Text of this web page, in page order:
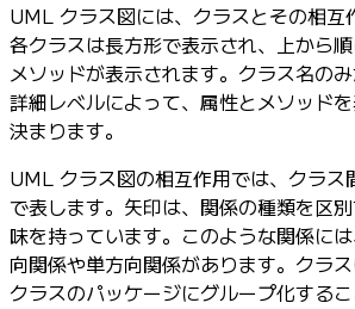
UML クラス図には、クラスとその相互
各クラスは長方形で表示され、上から順
メソッドが表示されます。クラス名の
詳細レベルによって、属性とメソッド
決まります。
UML クラス図の相互作用では、クラス
で表します。矢印は、関係の種類を区
味を持っています。このような関係に
向関係や単方向関係があります。クラ
クラスのパッケージにグループ化するこ